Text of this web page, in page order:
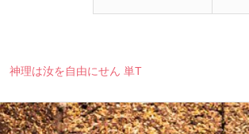
神理は汝を自由にせん 単T